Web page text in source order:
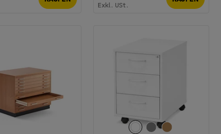
Exkl. USt.